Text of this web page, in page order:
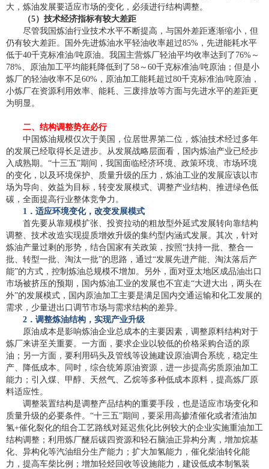
大，炼油发展要适应市场的变化，必须进行结构调整。
（5）技术经济指标有较大差距
尽管我国炼油行业技术水平不断提高，与国外差距逐渐缩小，但
仍有较大差距。国外先进炼油水平轻油收率超过85%，先进能耗水平
低于40千克标准油/吨原油。我国主营炼厂轻油平均收率达到了76%～
78%、原油加工平均能耗降低到了58～60千克标准油/吨原油；但是小
炼厂的轻油收率不足60%，原油加工能耗超过80千克标准油/吨原油，
小炼厂在资源利用效率、能耗、三废排放等方面与先进水平的差距更
为明显。
二、结构调整势在必行
中国炼油规模仅次于美国，位居世界第二位，炼油技术经过多年
的发展已经取得长足进步。从发展战略层面看，国内炼油产业已经步
入成熟期。“十三五”期间，我国面临经济环境、政策环境、市场环境
的变化，以及环境保护、质量升级的压力，炼油工业的发展应该以市
场为导向、效益为目标，转变发展模式、调整产业结构、推进绿色低
碳，全面提高行业整体竞争力。
1 ．适应环境变化，改变发展模式
首先要从靠规模扩张、投资拉动的粗放型外延式发展转向靠结构
调整、技术改造实现提质增效升级的集约型内涵式发展。其次，针对
炼油产量过剩的形势，结合国家有关政策，按照“扶持一批、整合一
批、转型一批、淘汰一批”的思路，通过“发展先进产能、淘汰落后产
能”的方式，控制炼油总规模不增加。另外，面对亚太地区成品油出口
市场被挤压的预期，国内炼油工业的发展也不宜走“大进大出，两头在
外”的发展模式，国内原油加工主要是满足国内交通运输和化工发展的
需求，少量进出口调节市场与需求结构的差异。
2 ．调整炼油结构，实现产业升级
原油成本是影响炼油企业总成本的主要因素，调整原料结构对于
炼厂来讲至关重要。一方面，要求企业以较低的价格采购合适的原
油；另一方面，要利用码头及管线等设施建设原油调合系统，稳定生
产、降低成本。同时，综合统筹原油资源，进一步提高劣质原油加工
能力；引入煤、甲醇、天然气、乙烷等多种低成本原料，提高炼厂原
料适应性。
调整装置结构是调整产品结构的重要手段，也是适应市场变化和
质量升级的必要条件。“十三五”期间，要采用高掺渣催化或者渣油加
氢+催化裂化的组合工艺路线对延迟焦化比例较大的企业实施重油加工
结构调整；利用炼厂醚后碳四资源和轻石脑油正异构分离，增加烷基
化、异构化等汽油组分生产能力；扩大加氢能力，催化柴油转化能
力，提高车柴比例；增加轻烃回收等设施能力，建设低成本制氢装